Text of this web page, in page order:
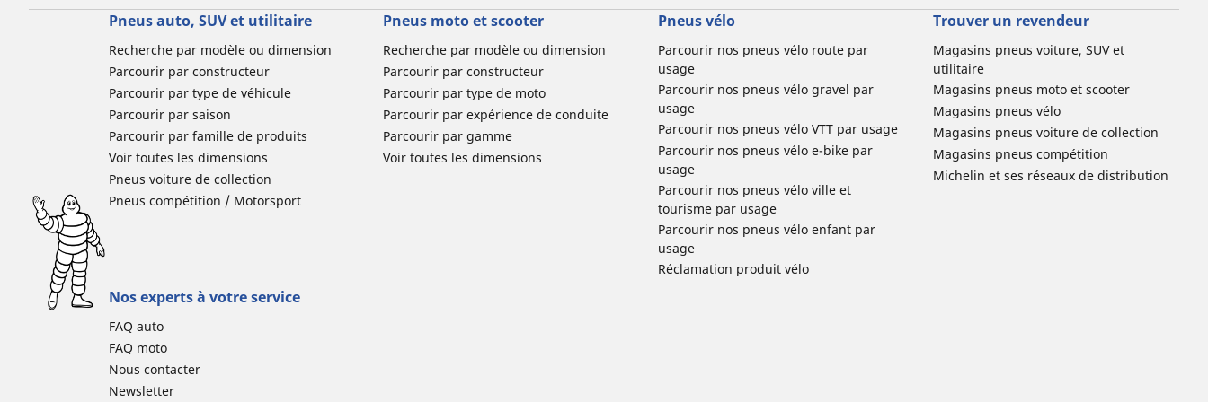
Pneus auto, SUV et utilitaire
Recherche par modèle ou dimension
Parcourir par constructeur
Parcourir par type de véhicule
Parcourir par saison
Parcourir par famille de produits
Voir toutes les dimensions
Pneus voiture de collection
Pneus compétition / Motorsport
Pneus moto et scooter
Recherche par modèle ou dimension
Parcourir par constructeur
Parcourir par type de moto
Parcourir par expérience de conduite
Parcourir par gamme
Voir toutes les dimensions
Pneus vélo
Parcourir nos pneus vélo route par
usage
Parcourir nos pneus vélo gravel par
usage
Parcourir nos pneus vélo VTT par usage
Parcourir nos pneus vélo e-bike par
usage
Parcourir nos pneus vélo ville et
tourisme par usage
Parcourir nos pneus vélo enfant par
usage
Réclamation produit vélo
Trouver un revendeur
Magasins pneus voiture, SUV et
utilitaire
Magasins pneus moto et scooter
Magasins pneus vélo
Magasins pneus voiture de collection
Magasins pneus compétition
Michelin et ses réseaux de distribution
Nos experts à votre service
FAQ auto
FAQ moto
Nous contacter
Newsletter